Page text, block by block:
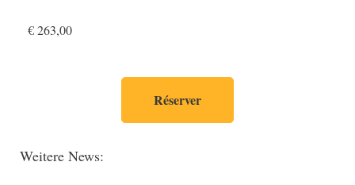
€ 263,00
Réserver
Weitere News: